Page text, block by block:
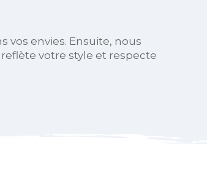
vos envies. Ensuite, nous
votre style et respecte